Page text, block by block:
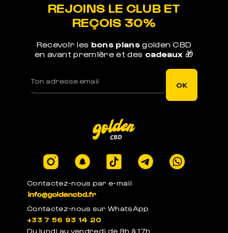
nos produits
Votre commande est expédiée sous 1j ouvré
LEGAL EN EUROPE
Produits certifiés en laboratoires à -0.3% de
Contactez-nous par e-mail
Contactez-nous sur WhatsApp
+33 7 56 93 14 20
Du lundi au vendredi de 9h à 17h
REJOINS LE CLUB ET
REÇOIS 30%
Recevoir les bons plansgolden CBD
en avant première et des cadeaux 🎁
OK